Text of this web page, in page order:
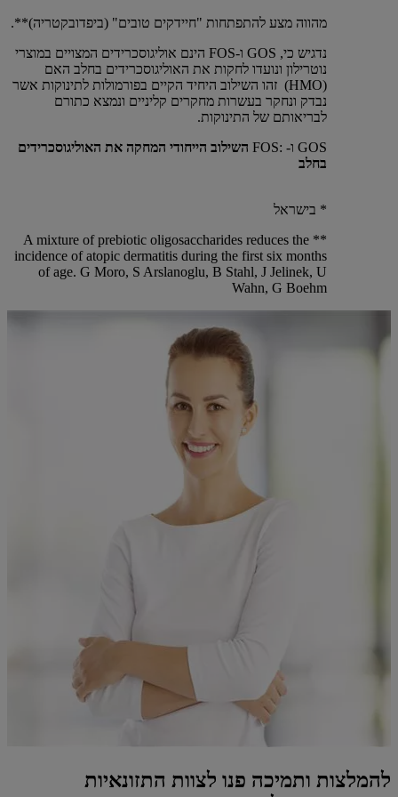
מהווה מצע להתפתחות "חיידקים טובים" (ביפדובקטריה)**.
נדגיש כי, GOS ו-FOS הינם אוליגוסכרידים המצויים במוצרי
נוטרילון ונועדו לחקות את האוליגוסכרידים בחלב האם
(HMO) זהו השילוב היחיד הקיים בפורמולות לתינוקות אשר
נבדק ונחקר בעשרות מחקרים קליניים ונמצא כתורם
לבריאותם של התינוקות.
GOS ו- :FOS
השילוב הייחודי המחקה את האוליגוסכרידים
בחלב
* בישראל
** A mixture of prebiotic oligosaccharides reduces the
incidence of atopic dermatitis during the first six months
of age. G Moro, S Arslanoglu, B Stahl, J Jelinek, U
Wahn, G Boehm​ ​​​​​​​
להמלצות ותמיכה פנו לצוות התזונאיות